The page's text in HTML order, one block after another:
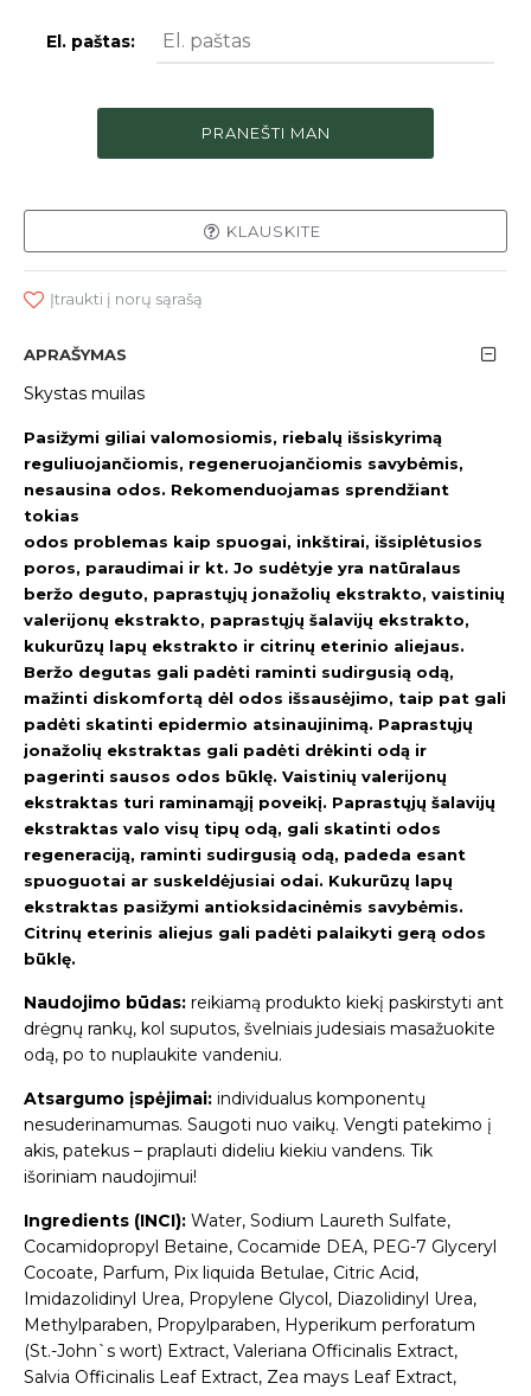
El. paštas:
PRANEŠTI MAN
KLAUSKITE
Įtraukti į norų sąrašą
APRAŠYMAS
Skystas muilas
Pasižymi giliai valomosiomis, riebalų išsiskyrimą
reguliuojančiomis, regeneruojančiomis savybėmis,
nesausina odos. Rekomenduojamas sprendžiant
tokias
odos problemas kaip spuogai, inkštirai, išsiplėtusios
poros, paraudimai ir kt. Jo sudėtyje yra natūralaus
beržo deguto, paprastųjų jonažolių ekstrakto, vaistinių
valerijonų ekstrakto, paprastųjų šalavijų ekstrakto,
kukurūzų lapų ekstrakto ir citrinų eterinio aliejaus.
Beržo degutas gali padėti raminti sudirgusią odą,
mažinti diskomfortą dėl odos išsausėjimo, taip pat gali
padėti skatinti epidermio atsinaujinimą. Paprastųjų
jonažolių ekstraktas gali padėti drėkinti odą ir
pagerinti sausos odos būklę. Vaistinių valerijonų
ekstraktas turi raminamąjį poveikį. Paprastųjų šalavijų
ekstraktas valo visų tipų odą, gali skatinti odos
regeneraciją, raminti sudirgusią odą, padeda esant
spuoguotai ar suskeldėjusiai odai. Kukurūzų lapų
ekstraktas pasižymi antioksidacinėmis savybėmis.
Citrinų eterinis aliejus gali padėti palaikyti gerą odos
būklę.
Naudojimo būdas: reikiamą produkto kiekį paskirstyti ant
drėgnų rankų, kol suputos, švelniais judesiais masažuokite
odą, po to nuplaukite vandeniu.
Atsargumo įspėjimai: individualus komponentų
nesuderinamumas. Saugoti nuo vaikų. Vengti patekimo į
akis, patekus – praplauti dideliu kiekiu vandens. Tik
išoriniam naudojimui!
Ingredients (INCI): Water, Sodium Laureth Sulfate,
Cocamidopropyl Betaine, Cocamide DEA, PEG-7 Glyceryl
Cocoate, Parfum, Pix liquida Betulae, Citric Acid,
Imidazolidinyl Urea, Propylene Glycol, Diazolidinyl Urea,
Methylparaben, Propylparaben, Hyperikum perforatum
(St.-John`s wort) Extract, Valeriana Officinalis Extract,
Salvia Officinalis Leaf Extract, Zea mays Leaf Extract,